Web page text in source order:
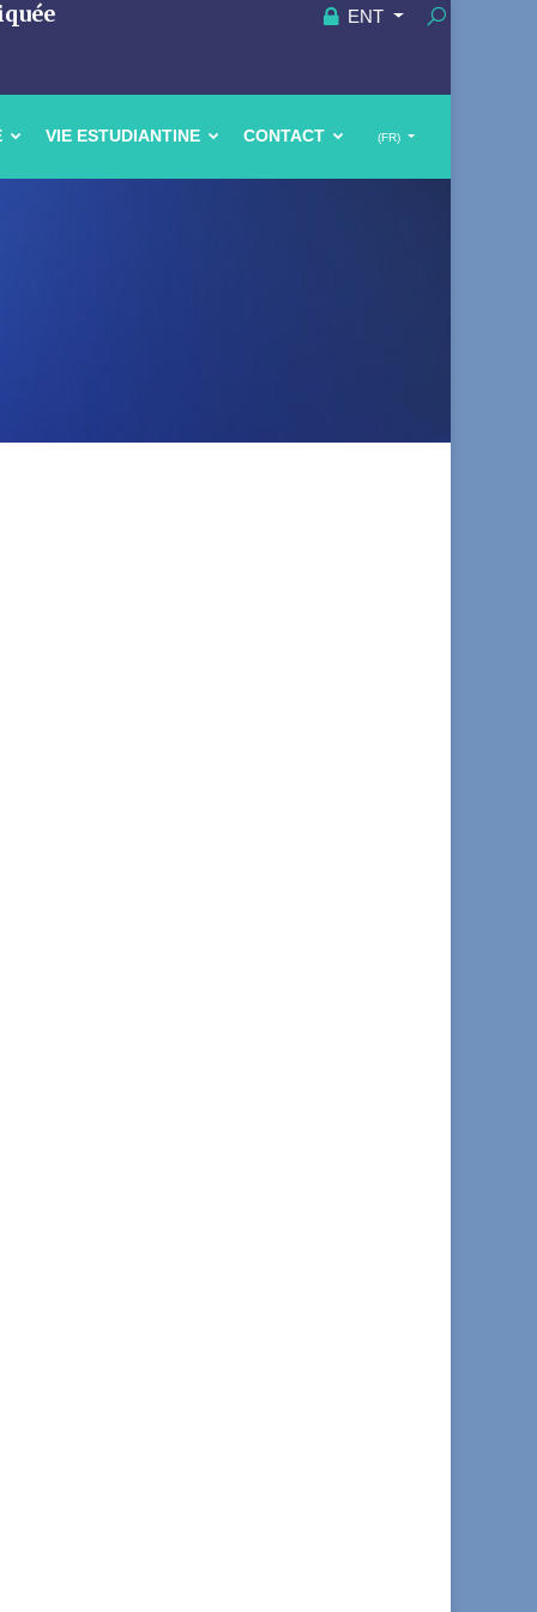
ENT
(FR)
VIE ESTUDIANTINE CONTACT